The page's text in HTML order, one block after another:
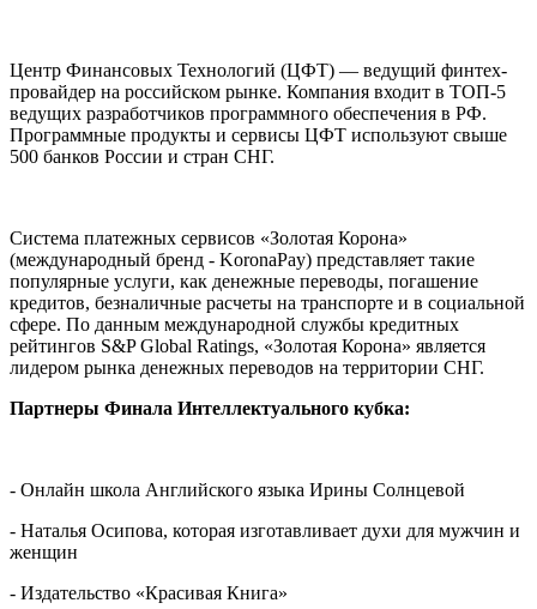
Центр Финансовых Технологий (ЦФТ) — ведущий финтех-
провайдер на российском рынке. Компания входит в ТОП-5
ведущих разработчиков программного обеспечения в РФ.
Программные продукты и сервисы ЦФТ используют свыше
500 банков России и стран СНГ.
Система платежных сервисов «Золотая Корона»
(международный бренд - KoronaPay) представляет такие
популярные услуги, как денежные переводы, погашение
кредитов, безналичные расчеты на транспорте и в социальной
сфере. По данным международной службы кредитных
рейтингов S&P Global Ratings, «Золотая Корона» является
лидером рынка денежных переводов на территории СНГ.
Партнеры Финала Интеллектуального кубка:
- Онлайн школа Английского языка Ирины Солнцевой
- Наталья Осипова, которая изготавливает духи для мужчин и
женщин
- Издательство «Красивая Книга»